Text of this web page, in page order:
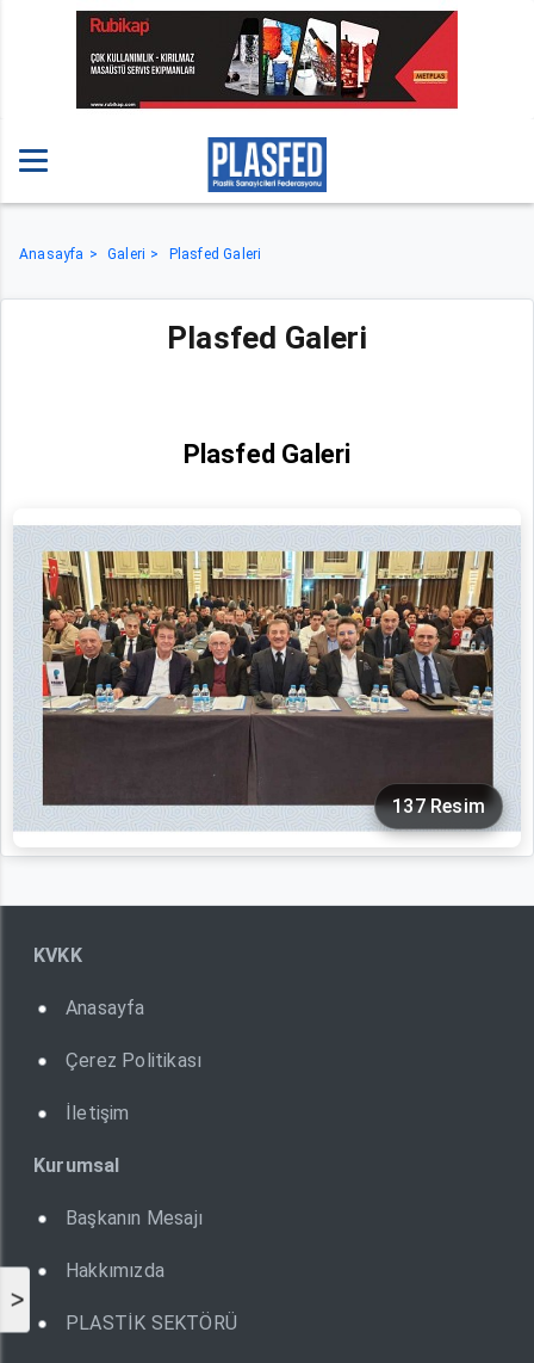
>
Anasayfa Galeri Plasfed Galeri
Plasfed Galeri
Plasfed Galeri
137 Resim
KVKK
Anasayfa
Çerez Politikası
İletişim
Kurumsal
Başkanın Mesajı
Hakkımızda
PLASTİK SEKTÖRÜ